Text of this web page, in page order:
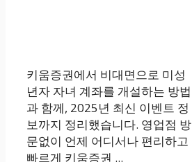
키움증권에서 비대면으로 미성
년자 자녀 계좌를 개설하는 방법
과 함께, 2025년 최신 이벤트 정
보까지 정리했습니다. 영업점 방
문없이 언제 어디서나 편리하고
빠르게 키움증권 ...